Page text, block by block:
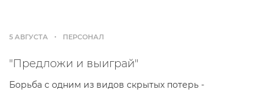
5 АВГУСТА ПЕРСОНАЛ
"Предложи и выиграй"
Борьба с одним из видов скрытых потерь -